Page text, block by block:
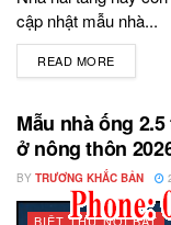
cập nhật mẫu nhà...
READ MORE
Mẫu nhà ống
ở nông thôn
BY TRƯƠNG KHẮC BẢN
BIỆT THỰ NỔI BẬT